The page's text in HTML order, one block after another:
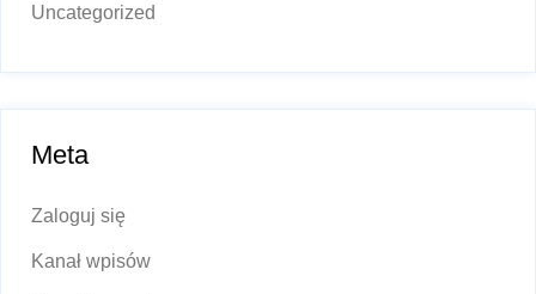
Uncategorized
Meta
Zaloguj się
Kanał wpisów